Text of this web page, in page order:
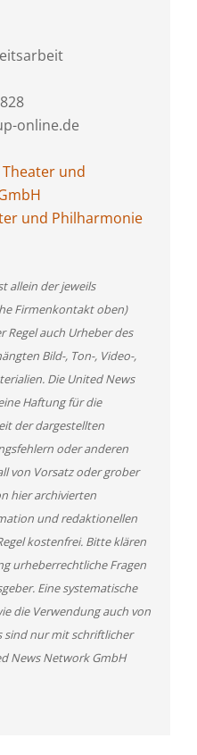
online.de
und
und Philharmonie
allein der jeweils
Firmenkontakt oben)
Regel auch Urheber des
Bild-, Ton-, Video-,
Die United News
Haftung für die
der dargestellten
oder anderen
von Vorsatz oder grober
hier archivierten
und redaktionellen
kostenfrei. Bitte klären
urheberrechtliche Fragen
Eine systematische
die Verwendung auch von
sind nur mit schriftlicher
News Network GmbH